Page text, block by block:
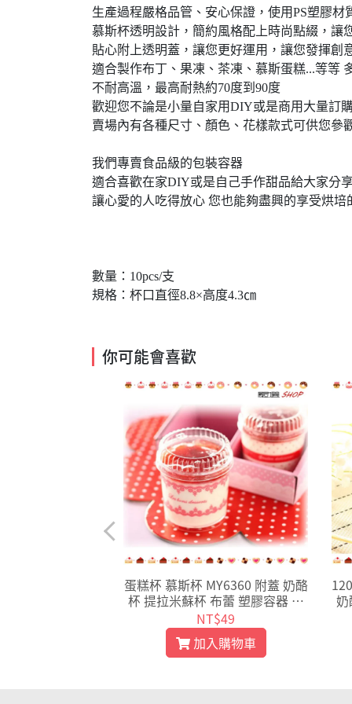
生產過程嚴格品管、安心保證，使用PS塑膠材
慕斯杯透明設計，簡約風格配上時尚點綴，讓
貼心附上透明蓋，讓您更好運用，讓您發揮創
適合製作布丁、果凍、茶凍、慕斯蛋糕...等等
不耐高溫，最高耐熱約70度到90度
歡迎您不論是小量自家用DIY或是商用大量訂
賣場內有各種尺寸、顏色、花樣款式可供您參
我們專賣食品級的包裝容器
適合喜歡在家DIY或是自己手作甜品給大家分
讓心愛的人吃得放心 您也能夠盡興的享受烘培
數量：10pcs/支
規格：杯口直徑8.8×高度4.3㎝
你可能會喜歡
蛋糕杯 慕斯杯 MY6360 附蓋 奶酪
杯 提拉米蘇杯 布蕾 塑膠容器 冰
淇淋 免洗 布丁杯 烘焙用品
NT$49
加入購物車